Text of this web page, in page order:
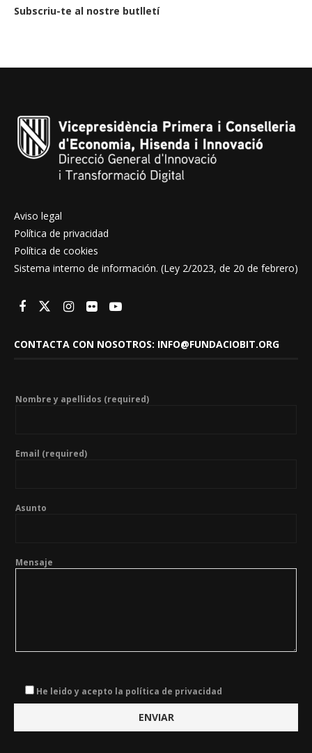
Subscriu-te al nostre butlletí
Aviso legal
Política de privacidad
Política de cookies
Sistema interno de información. (Ley 2/2023, de 20 de febrero)
CONTACTA CON NOSOTROS: INFO@FUNDACIOBIT.ORG
Nombre y apellidos (required)
Email (required)
Asunto
Mensaje
He leido y acepto la política de privacidad